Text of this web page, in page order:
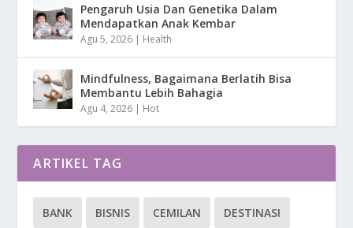
Pengaruh Usia Dan Genetika Dalam
Mendapatkan Anak Kembar
Agu 5, 2026 | Health
Mindfulness, Bagaimana Berlatih Bisa
Membantu Lebih Bahagia
Agu 4, 2026 | Hot
ARTIKEL TAG
BANK BISNIS CEMILAN DESTINASI